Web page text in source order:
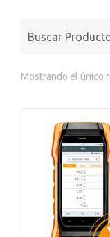
Mostrando el único